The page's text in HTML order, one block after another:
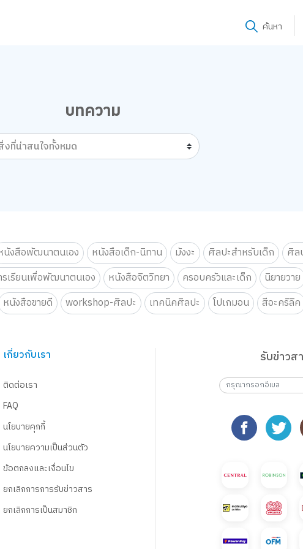
ค้นหา
บทความ
งที่น่าสนใจทั้งหมด
นังสือพัฒนาตนเอง หนังสือเด็ก-นิทาน มังงะ ศิลปะสำหรับเด็ก
ศิล
เรียนเพื่อพัฒนาตนเอง หนังสือจิตวิทยา ครอบครัวและเด็ก นิยายวาย
หนังสือขายดี workshop-ศิลปะ เทคนิคศิลปะ โปเกมอน สีอะคริลิค
เกี่ยวกับเรา
ติดต่อเรา
FAQ
นโยบายคุกกี้
นโยบายความเป็นส่วนตัว
ข้อตกลงและเงื่อนไข
ยกเลิกการการรับข่าวสาร
ยกเลิกการเป็นสมาชิก
รับข่าวส